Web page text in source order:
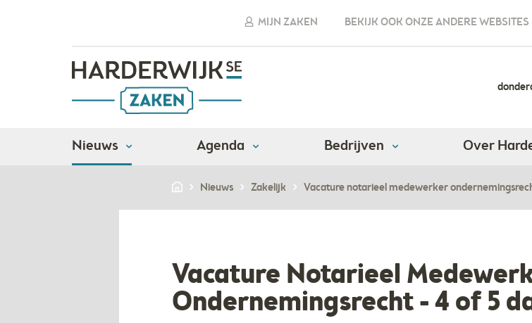
MIJN ZAKEN BEKIJK OOK ONZE ANDERE WEBSITES
Nieuws Agenda Bedrijven Over
Nieuws Zakelijk Vacature notarieel medewerker
Vacature Notarieel
Ondernemingsrecht - 4 of 5